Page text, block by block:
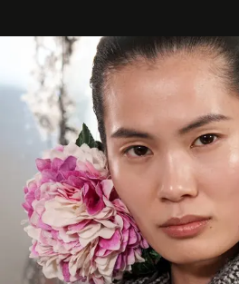
moment van verwondering.